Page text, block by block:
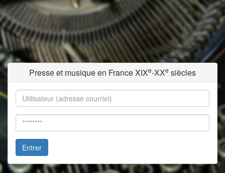
Presse et musique en France XIXe-XXe siècles
Entrer